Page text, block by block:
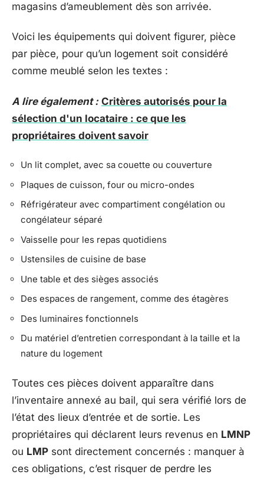
magasins d’ameublement dès son arrivée.
Voici les équipements qui doivent figurer, pièce
par pièce, pour qu’un logement soit considéré
comme meublé selon les textes :
A lire également : Critères autorisés pour la
sélection d'un locataire : ce que les
propriétaires doivent savoir
Un lit complet, avec sa couette ou couverture
Plaques de cuisson, four ou micro-ondes
Réfrigérateur avec compartiment congélation ou
congélateur séparé
Vaisselle pour les repas quotidiens
Ustensiles de cuisine de base
Une table et des sièges associés
Des espaces de rangement, comme des étagères
Des luminaires fonctionnels
Du matériel d’entretien correspondant à la taille et la
nature du logement
Toutes ces pièces doivent apparaître dans
l’inventaire annexé au bail, qui sera vérifié lors de
l’état des lieux d’entrée et de sortie. Les
propriétaires qui déclarent leurs revenus en LMNP
ou LMP sont directement concernés : manquer à
ces obligations, c’est risquer de perdre les